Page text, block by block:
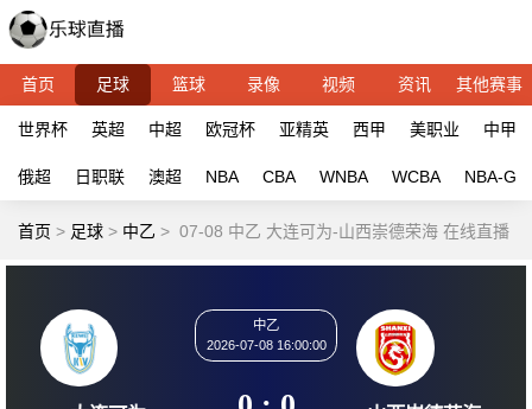
首页 足球 篮球 录像 视频 资讯 其他赛事
世界杯 英超 中超 欧冠杯 亚精英 西甲 美职业 中甲
俄超 日职联 澳超 NBA CBA WNBA WCBA NBA-G
首页 > 足球 > 中乙 > 07-08 中乙 大连可为-山西崇德荣海 在线直播